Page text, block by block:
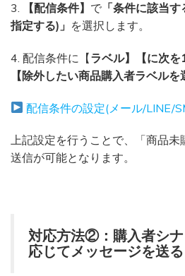
3. 【配信条件】 で 「条件に該当
指定する)」 を選択します。
4. 配信条件に【ラベル】【に次を
【除外したい商品購入者ラベルを
配信条件の設定(メール/LINE/
上記設定を行うことで、「商品未
送信が可能となります。
対応方法②：購入者シ
応じてメッセージを送る